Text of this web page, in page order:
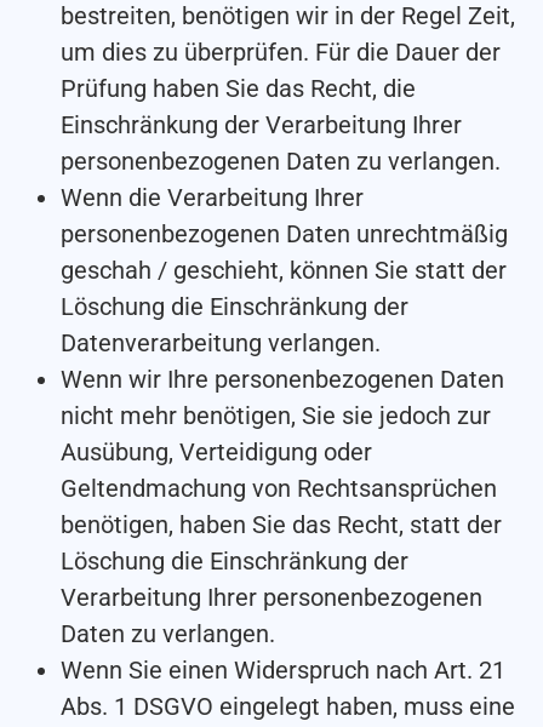
bestreiten, benötigen wir in der Regel Zeit,
um dies zu überprüfen. Für die Dauer der
Prüfung haben Sie das Recht, die
Einschränkung der Verarbeitung Ihrer
personenbezogenen Daten zu verlangen.
Wenn die Verarbeitung Ihrer
personenbezogenen Daten unrechtmäßig
geschah / geschieht, können Sie statt der
Löschung die Einschränkung der
Datenverarbeitung verlangen.
Wenn wir Ihre personenbezogenen Daten
nicht mehr benötigen, Sie sie jedoch zur
Ausübung, Verteidigung oder
Geltendmachung von Rechtsansprüchen
benötigen, haben Sie das Recht, statt der
Löschung die Einschränkung der
Verarbeitung Ihrer personenbezogenen
Daten zu verlangen.
Wenn Sie einen Widerspruch nach Art. 21
Abs. 1 DSGVO eingelegt haben, muss eine